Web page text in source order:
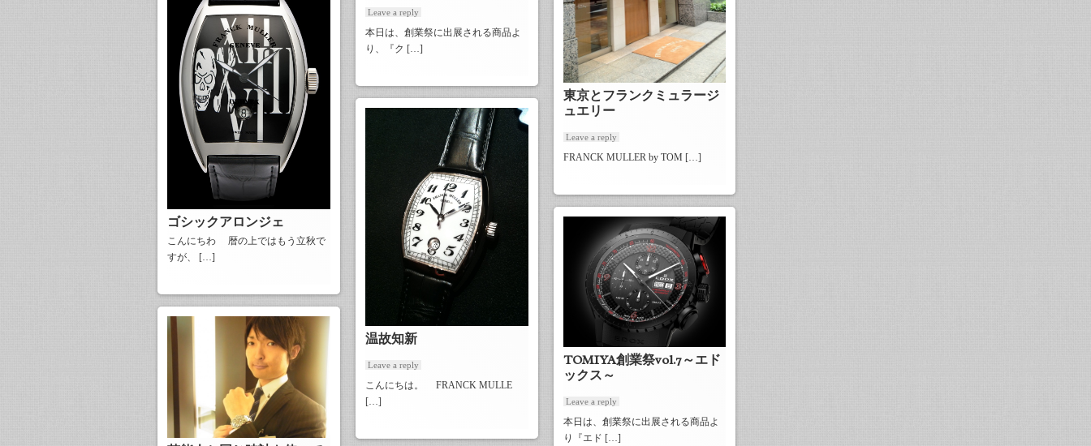
ゴシックアロンジェ
こんにちわ 暦の上ではもう立秋で
すが、 […]
Leave a reply
本日は、創業祭に出展される商品よ
り、『ク […]
温故知新
Leave a reply
こんにちは。 FRANCK MULLE
[…]
東京とフランクミュラージ
ュエリー
Leave a reply
FRANCK MULLER by TOM […]
TOMIYA創業祭vol.7～エド
ックス～
Leave a reply
本日は、創業祭に出展される商品よ
り『エド […]